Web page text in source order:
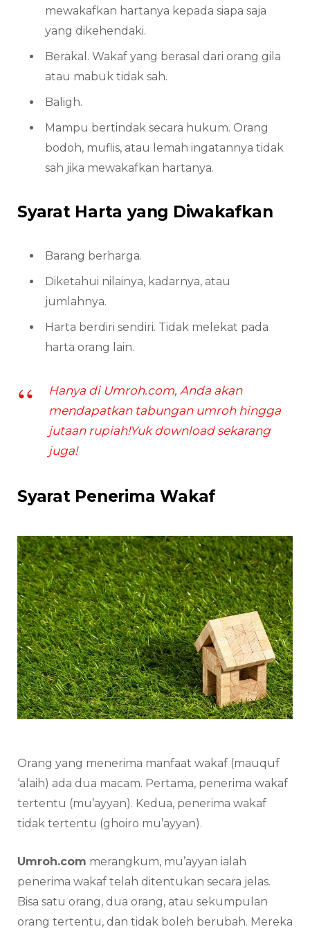
mewakafkan hartanya kepada siapa saja
yang dikehendaki.
Berakal. Wakaf yang berasal dari orang gila
atau mabuk tidak sah.
Baligh.
Mampu bertindak secara hukum. Orang
bodoh, muflis, atau lemah ingatannya tidak
sah jika mewakafkan hartanya.
Syarat Harta yang Diwakafkan
Barang berharga.
Diketahui nilainya, kadarnya, atau
jumlahnya.
Harta berdiri sendiri. Tidak melekat pada
harta orang lain.
Hanya di Umroh.com, Anda akan
mendapatkan tabungan umroh hingga
jutaan rupiah!Yuk download sekarang
juga!
Syarat Penerima Wakaf
Orang yang menerima manfaat wakaf (mauquf
‘alaih) ada dua macam. Pertama, penerima wakaf
tertentu (mu’ayyan). Kedua, penerima wakaf
tidak tertentu (ghoiro mu’ayyan).
Umroh.com merangkum, mu’ayyan ialah
penerima wakaf telah ditentukan secara jelas.
Bisa satu orang, dua orang, atau sekumpulan
orang tertentu, dan tidak boleh berubah. Mereka